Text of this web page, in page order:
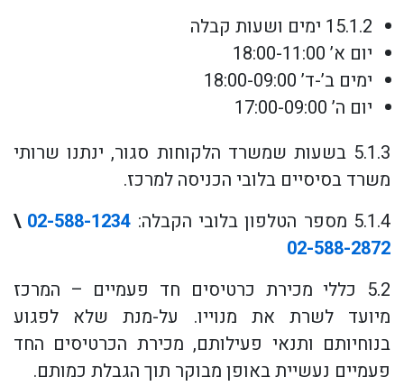
15.1.2 ימים ושעות קבלה
יום א’ 18:00-11:00
ימים ב’-ד’ 18:00-09:00
יום ה’ 17:00-09:00
5.1.3 בשעות שמשרד הלקוחות סגור, ינתנו שרותי
משרד בסיסיים בלובי הכניסה למרכז.
5.1.4 מספר הטלפון בלובי הקבלה:
02-588-1234
\
02-588-2872
5.2 כללי מכירת כרטיסים חד פעמיים – המרכז
מיועד לשרת את מנוייו. על-מנת שלא לפגוע
בנוחיותם ותנאי פעילותם, מכירת הכרטיסים החד
פעמיים נעשיית באופן מבוקר תוך הגבלת כמותם.